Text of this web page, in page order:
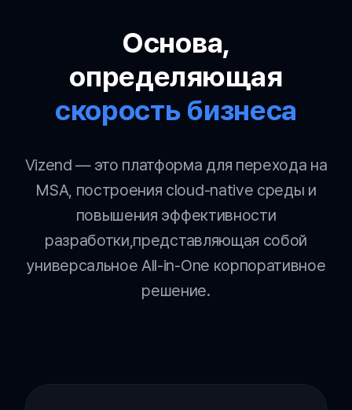
Основа,
определяющая
скорость бизнеса
Vizend — это платформа для перехода на
MSA, построения cloud-native среды и
повышения эффективности
разработки,представляющая собой
универсальное All-in-One корпоративное
решение.